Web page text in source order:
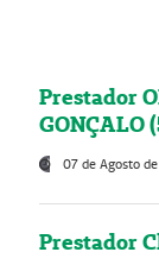
Prestador
GONÇALO
07 de Agosto
Prestador